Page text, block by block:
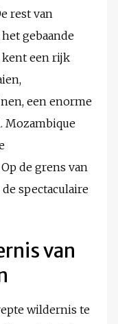
rest van
gebaande
kent een rijk
een enorme
Mozambique
de grens van
spectaculaire
van
wildernis te